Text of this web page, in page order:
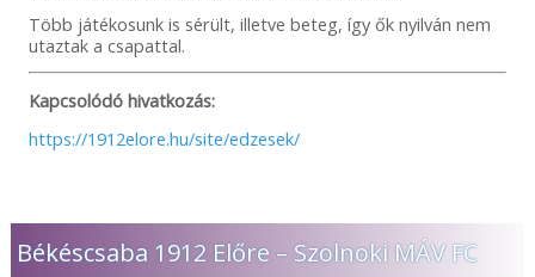
Több játékosunk is sérült, illetve beteg, így ők nyilván nem
utaztak a csapattal.
Kapcsolódó hivatkozás:
https://1912elore.hu/site/edzesek/
Békéscsaba 1912 Előre – Szolnoki MÁV FC